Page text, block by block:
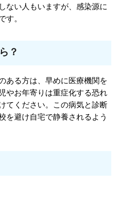
ない人もいますが、感染源に
す。
？
ある方は、早めに医療機関を
やお年寄りは重症化する恐れ
てください。この病気と診断
を避け自宅で静養されるよう